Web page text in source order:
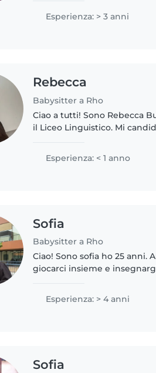
Esperienza: > 3 anni
Rebecca
Babysitter a Rho
Ciao a tutti! Sono Rebecca
il Liceo Linguistico. Mi
Esperienza: < 1 anno
Sofia
Babysitter a Rho
Ciao! Sono sofia ho 25 anni.
giocarci insieme e
Esperienza: > 4 anni
Sofia